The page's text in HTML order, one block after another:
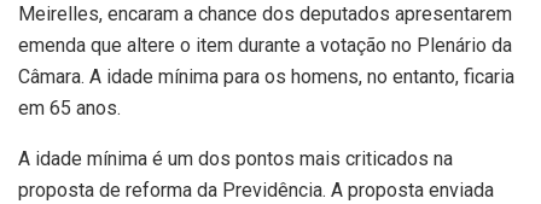
Meirelles, encaram a chance dos deputados apresentarem
emenda que altere o item durante a votação no Plenário da
Câmara. A idade mínima para os homens, no entanto, ficaria
em 65 anos.
A idade mínima é um dos pontos mais criticados na
proposta de reforma da Previdência. A proposta enviada